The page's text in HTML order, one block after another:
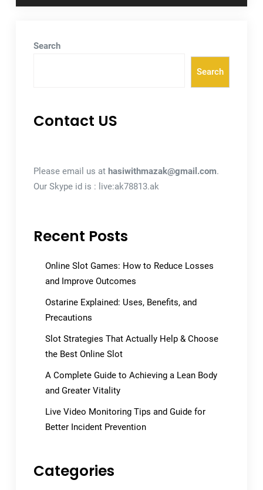
Search
Search
Contact US
Please email us at hasiwithmazak@gmail.com.
Our Skype id is : live:ak78813.ak
Recent Posts
Online Slot Games: How to Reduce Losses
and Improve Outcomes
Ostarine Explained: Uses, Benefits, and
Precautions
Slot Strategies That Actually Help & Choose
the Best Online Slot
A Complete Guide to Achieving a Lean Body
and Greater Vitality
Live Video Monitoring Tips and Guide for
Better Incident Prevention
Categories